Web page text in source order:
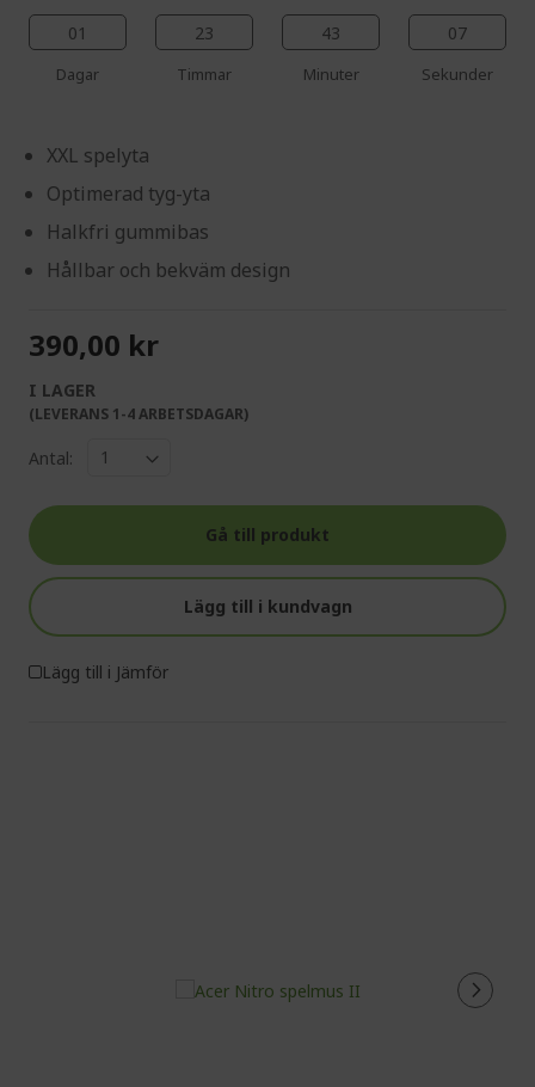
01
Dagar
23
Timmar
43
Minuter
06
Sekunder
XXL spelyta
Optimerad tyg-yta
Halkfri gummibas
Hållbar och bekväm design
390,00 kr
I LAGER
(LEVERANS 1-4 ARBETSDAGAR)
Antal:
Gå till produkt
Lägg till i kundvagn
Lägg till i Jämför